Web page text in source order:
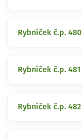
Rybníček č.p. 480
Rybníček č.p. 481
Rybníček č.p. 482